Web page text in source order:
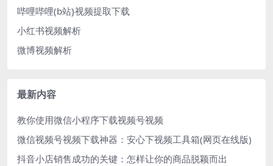
哔哩哔哩(b站}视频提取下载
小红书视频解析
微博视频解析
最新内容
教你使用微信小程序下载视频号视频
微信视频号视频下载神器：安心下视频工具箱(网页在线版)
抖音小店销售成功的关键：怎样让你的商品脱颖而出